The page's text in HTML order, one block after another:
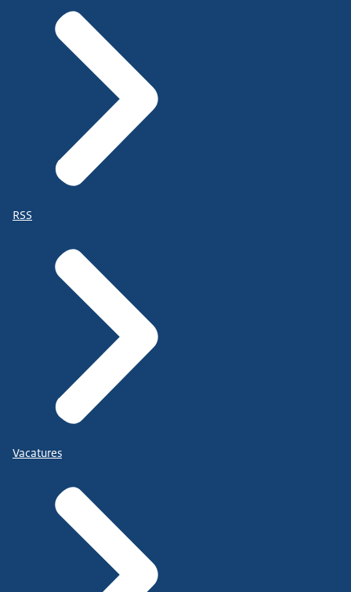
RSS
Vacatures